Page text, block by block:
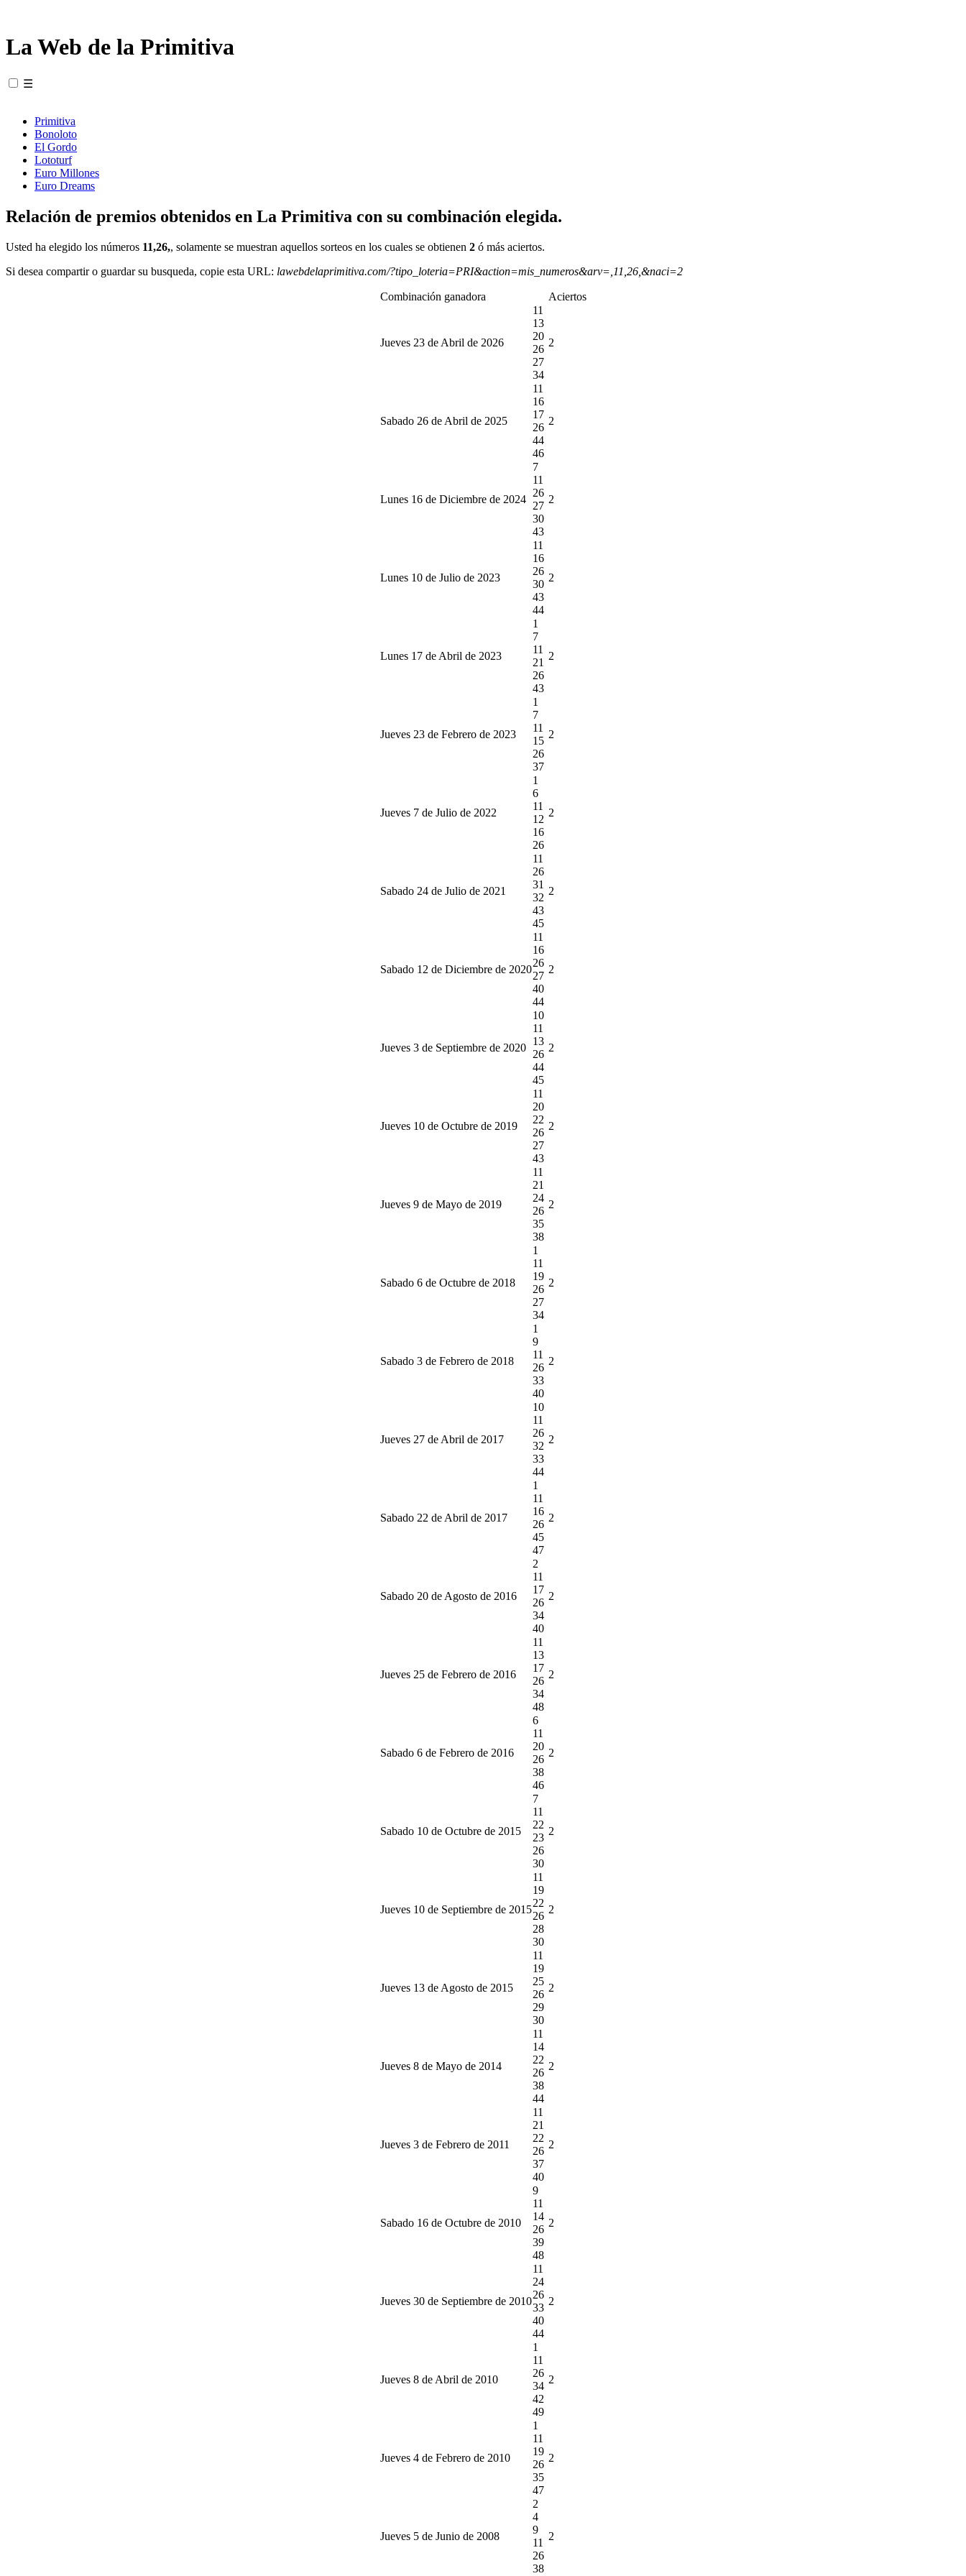
La Web de la Primitiva
☰
Primitiva
Bonoloto
El Gordo
Lototurf
Euro Millones
Euro Dreams
Relación de premios obtenidos en La Primitiva con su combinación elegida.
Usted ha elegido los números 11,26,, solamente se muestran aquellos sorteos en los cuales se obtienen 2 ó más aciertos.
Si desea compartir o guardar su busqueda, copie esta URL: lawebdelaprimitiva.com/?tipo_loteria=PRI&action=mis_numeros&arv=,11,26,&naci=2
Combinación ganadora Aciertos
Jueves 23 de Abril de 2026
11
13
20
26
27
34
2
Sabado 26 de Abril de 2025
11
16
17
26
44
46
2
Lunes 16 de Diciembre de 2024
7
11
26
27
30
43
2
Lunes 10 de Julio de 2023
11
16
26
30
43
44
2
Lunes 17 de Abril de 2023
1
7
11
21
26
43
2
Jueves 23 de Febrero de 2023
1
7
11
15
26
37
2
Jueves 7 de Julio de 2022
1
6
11
12
16
26
2
Sabado 24 de Julio de 2021
11
26
31
32
43
45
2
Sabado 12 de Diciembre de 2020
11
16
26
27
40
44
2
Jueves 3 de Septiembre de 2020
10
11
13
26
44
45
2
Jueves 10 de Octubre de 2019
11
20
22
26
27
43
2
Jueves 9 de Mayo de 2019
11
21
24
26
35
38
2
Sabado 6 de Octubre de 2018
1
11
19
26
27
34
2
Sabado 3 de Febrero de 2018
1
9
11
26
33
40
2
Jueves 27 de Abril de 2017
10
11
26
32
33
44
2
Sabado 22 de Abril de 2017
1
11
16
26
45
47
2
Sabado 20 de Agosto de 2016
2
11
17
26
34
40
2
Jueves 25 de Febrero de 2016
11
13
17
26
34
48
2
Sabado 6 de Febrero de 2016
6
11
20
26
38
46
2
Sabado 10 de Octubre de 2015
7
11
22
23
26
30
2
Jueves 10 de Septiembre de 2015
11
19
22
26
28
30
2
Jueves 13 de Agosto de 2015
11
19
25
26
29
30
2
Jueves 8 de Mayo de 2014
11
14
22
26
38
44
2
Jueves 3 de Febrero de 2011
11
21
22
26
37
40
2
Sabado 16 de Octubre de 2010
9
11
14
26
39
48
2
Jueves 30 de Septiembre de 2010
11
24
26
33
40
44
2
Jueves 8 de Abril de 2010
1
11
26
34
42
49
2
Jueves 4 de Febrero de 2010
1
11
19
26
35
47
2
Jueves 5 de Junio de 2008
2
4
9
11
26
38
2